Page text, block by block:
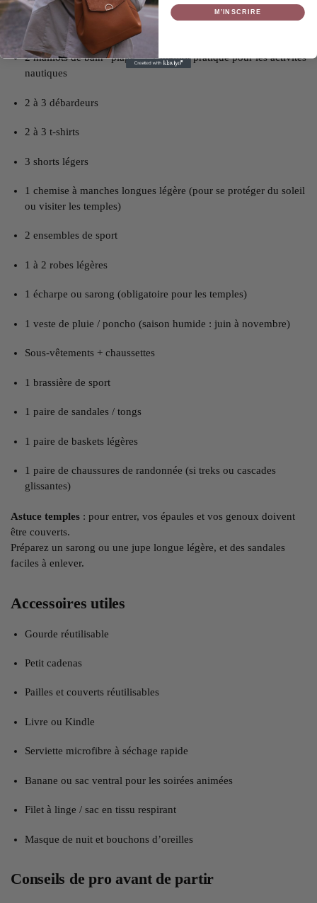
À emporter :
2 maillots de bain “plage” + 1 maillot pratique pour les activités
nautiques
2 à 3 débardeurs
2 à 3 t-shirts
3 shorts légers
1 chemise à manches longues légère (pour se protéger du soleil
ou visiter les temples)
2 ensembles de sport
1 à 2 robes légères
1 écharpe ou sarong (obligatoire pour les temples)
1 veste de pluie / poncho (saison humide : juin à novembre)
Sous-vêtements + chaussettes
1 brassière de sport
1 paire de sandales / tongs
1 paire de baskets légères
1 paire de chaussures de randonnée (si treks ou cascades
glissantes)
Astuce temples : pour entrer, vos épaules et vos genoux doivent
être couverts.
Préparez un sarong ou une jupe longue légère, et des sandales
faciles à enlever.
Accessoires utiles
Gourde réutilisable
Petit cadenas
Pailles et couverts réutilisables
Livre ou Kindle
Serviette microfibre à séchage rapide
Banane ou sac ventral pour les soirées animées
Filet à linge / sac en tissu respirant
Masque de nuit et bouchons d’oreilles
Conseils de pro avant de partir
M’INSCRIRE